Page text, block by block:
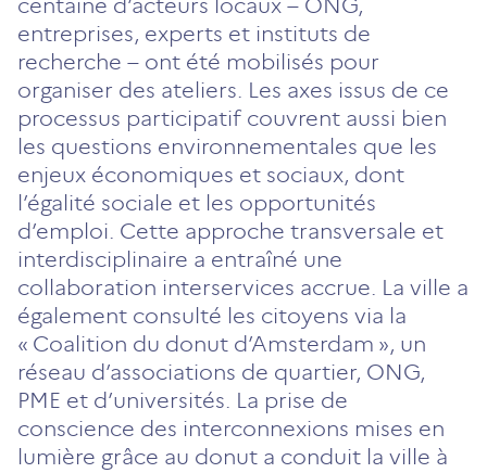
entreprises, experts et instituts de
recherche – ont été mobilisés pour
organiser des ateliers. Les axes issus de ce
processus participatif couvrent aussi bien
les questions environnementales que les
enjeux économiques et sociaux, dont
l’égalité sociale et les opportunités
d’emploi. Cette approche transversale et
interdisciplinaire a entraîné une
collaboration interservices accrue. La ville a
également consulté les citoyens via la
« Coalition du donut d’Amsterdam », un
réseau d’associations de quartier, ONG,
PME et d’universités. La prise de
conscience des interconnexions mises en
lumière grâce au donut a conduit la ville à